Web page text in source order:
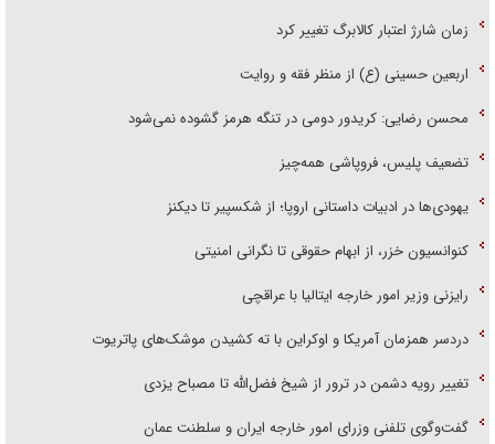
زمان شارژ اعتبار کالابرگ تغییر کرد
اربعین حسینی (ع) از منظر فقه و روایت
محسن رضایی: کریدور دومی در تنگه هرمز گشوده نمی‌شود
تضعیف پلیس، فروپاشی همه‌چیز
یهودی‌ها در ادبیات داستانی اروپا؛ از شکسپیر تا دیکنز
کنوانسیون خزر، از ابهام حقوقی تا نگرانی امنیتی
رایزنی وزیر امور خارجه ایتالیا با عراقچی
دردسر همزمان آمریکا و اوکراین با ته کشیدن موشک‌های پاتریوت
تغییر رویه دشمن در ترور از شیخ فضل‌الله تا مصباح یزدی
گفت‌وگوی تلفنی وزرای امور خارجه ایران و سلطنت عمان